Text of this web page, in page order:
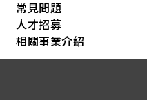
常見問題
人才招募
相關事業介紹